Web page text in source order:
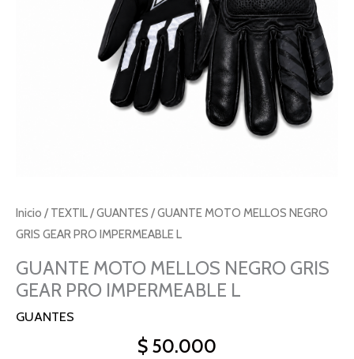
Inicio / TEXTIL/GUANTES / GUANTE MOTO MELLOS NEGRO
GRIS GEAR PRO IMPERMEABLE L
GUANTE MOTO MELLOS NEGRO GRIS
GEAR PRO IMPERMEABLE L
GUANTES
$ 50.000